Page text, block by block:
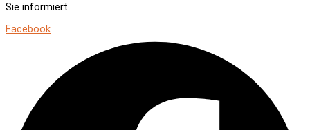
Sie informiert.
Facebook